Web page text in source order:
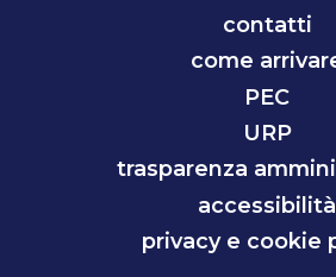
contatti
come
PEC
URP
trasparenza
accessibilità
privacy e cookie